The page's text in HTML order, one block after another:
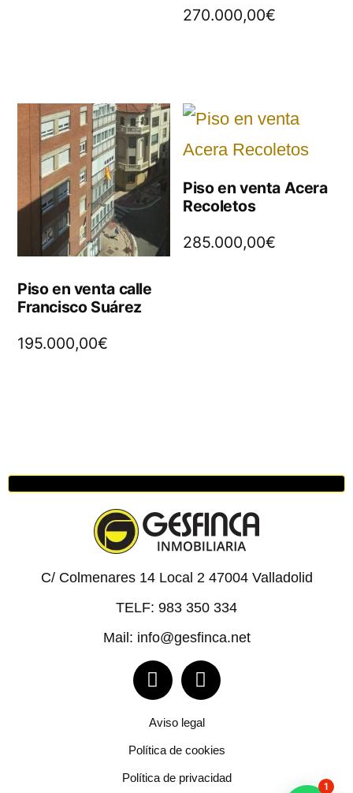
270.000,00€
Piso en venta calle
Francisco Suárez
195.000,00€
Piso en venta Acera
Recoletos
285.000,00€
C/ Colmenares 14 Local 2 47004 Valladolid
TELF: 983 350 334
Mail: info@gesfinca.net
Aviso legal
Política de cookies
Política de privacidad
1